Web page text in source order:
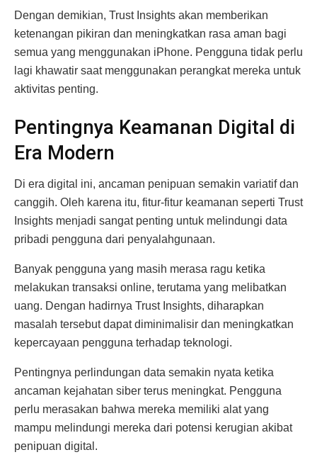
Dengan demikian, Trust Insights akan memberikan
ketenangan pikiran dan meningkatkan rasa aman bagi
semua yang menggunakan iPhone. Pengguna tidak perlu
lagi khawatir saat menggunakan perangkat mereka untuk
aktivitas penting.
Pentingnya Keamanan Digital di
Era Modern
Di era digital ini, ancaman penipuan semakin variatif dan
canggih. Oleh karena itu, fitur-fitur keamanan seperti Trust
Insights menjadi sangat penting untuk melindungi data
pribadi pengguna dari penyalahgunaan.
Banyak pengguna yang masih merasa ragu ketika
melakukan transaksi online, terutama yang melibatkan
uang. Dengan hadirnya Trust Insights, diharapkan
masalah tersebut dapat diminimalisir dan meningkatkan
kepercayaan pengguna terhadap teknologi.
Pentingnya perlindungan data semakin nyata ketika
ancaman kejahatan siber terus meningkat. Pengguna
perlu merasakan bahwa mereka memiliki alat yang
mampu melindungi mereka dari potensi kerugian akibat
penipuan digital.